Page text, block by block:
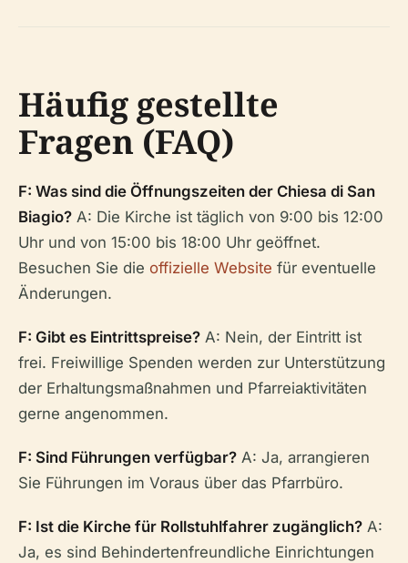
Häufig gestellte
Fragen (FAQ)
F: Was sind die Öffnungszeiten der Chiesa di San
Biagio? A: Die Kirche ist täglich von 9:00 bis 12:00
Uhr und von 15:00 bis 18:00 Uhr geöffnet.
Besuchen Sie die offizielle Website für eventuelle
Änderungen.
F: Gibt es Eintrittspreise? A: Nein, der Eintritt ist
frei. Freiwillige Spenden werden zur Unterstützung
der Erhaltungsmaßnahmen und Pfarreiaktivitäten
gerne angenommen.
F: Sind Führungen verfügbar? A: Ja, arrangieren
Sie Führungen im Voraus über das Pfarrbüro.
F: Ist die Kirche für Rollstuhlfahrer zugänglich? A:
Ja, es sind Behindertenfreundliche Einrichtungen